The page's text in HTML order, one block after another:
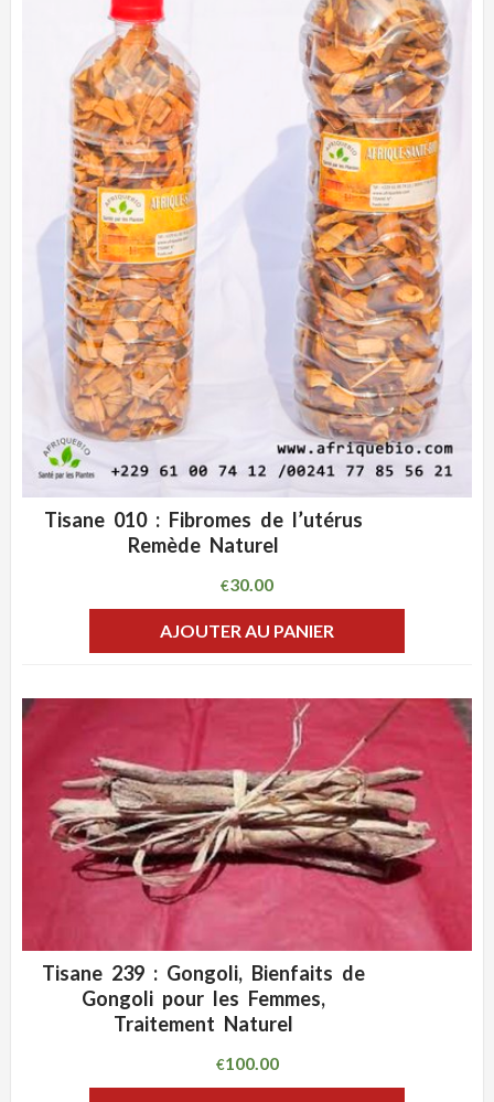
ADD WISHLIST
Tisane 010 : Fibromes de l’utérus
Remède Naturel
€30.00
AJOUTER AU PANIER
ADD WISHLIST
Tisane 239 : Gongoli, Bienfaits de
Gongoli pour les Femmes,
Traitement Naturel
€100.00